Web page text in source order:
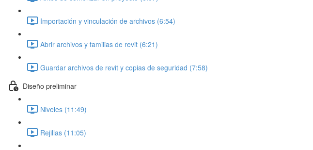
Importación y vinculación de archivos (6:54)
Abrir archivos y familias de revit (6:21)
Guardar archivos de revit y copias de seguridad (7:58)
Diseño preliminar
Niveles (11:49)
Rejillas (11:05)